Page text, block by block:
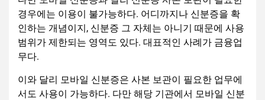
경우에는 이용이 불가능하다. 어디까지나 신분증을 확
인하는 개념이지, 신분증 그 자체는 아니기 때문에 사용
범위가 제한되는 영역도 있다. 대표적인 사례가 금융업
무다.
이와 달리 모바일 신분증은 사본 보관이 필요한 업무에
서도 사용이 가능하다. 다만 해당 기관에서 모바일 신분